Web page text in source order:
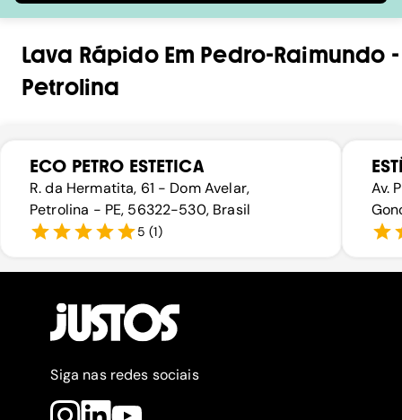
Lava RápidoEm Pedro-Raimundo -
Petrolina
ECO PETRO ESTETICA
R. da Hermatita, 61 - Dom Avelar,
Petrolina - PE, 56322-530, Brasil
5 (1)
Av.
Siga nas redes sociais